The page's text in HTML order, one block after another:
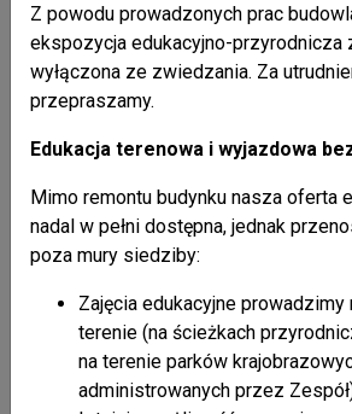
dedičstva poľsko-slovenského
integrácie vzdelávacích, turistických a
ktoré prispejú k zvýšeniu povedomia,
a hospodárskeho rozvoja regiónu
Zespół Karpackich Parków
Podduklianske osvetové
Najdôležitejšie úlohy
Vznikne mobilné turistické
bude vybavené interaktívnymi
Z powodu prowadzonych prac
ekspozycja edukacyjno-przyrodnicza
wyłączona ze zwiedzania. Za
przepraszamy.
Edukacja terenowa i wyjazdowa
Mimo remontu budynku nasza oferta
nadal w pełni dostępna, jednak
poza mury siedziby:
Zajęcia edukacyjne
terenie (na ścieżkach
na terenie parków
administrowanych przez